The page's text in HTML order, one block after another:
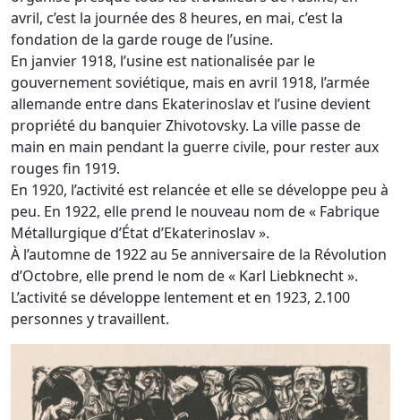
avril, c’est la journée des 8 heures, en mai, c’est la
fondation de la garde rouge de l’usine.
En janvier 1918, l’usine est nationalisée par le
gouvernement soviétique, mais en avril 1918, l’armée
allemande entre dans Ekaterinoslav et l’usine devient
propriété du banquier Zhivotovsky. La ville passe de
main en main pendant la guerre civile, pour rester aux
rouges fin 1919.
En 1920, l’activité est relancée et elle se développe peu à
peu. En 1922, elle prend le nouveau nom de « Fabrique
Métallurgique d’État d’Ekaterinoslav ».
À l’automne de 1922 au 5e anniversaire de la Révolution
d’Octobre, elle prend le nom de « Karl Liebknecht ».
L’activité se développe lentement et en 1923, 2.100
personnes y travaillent.